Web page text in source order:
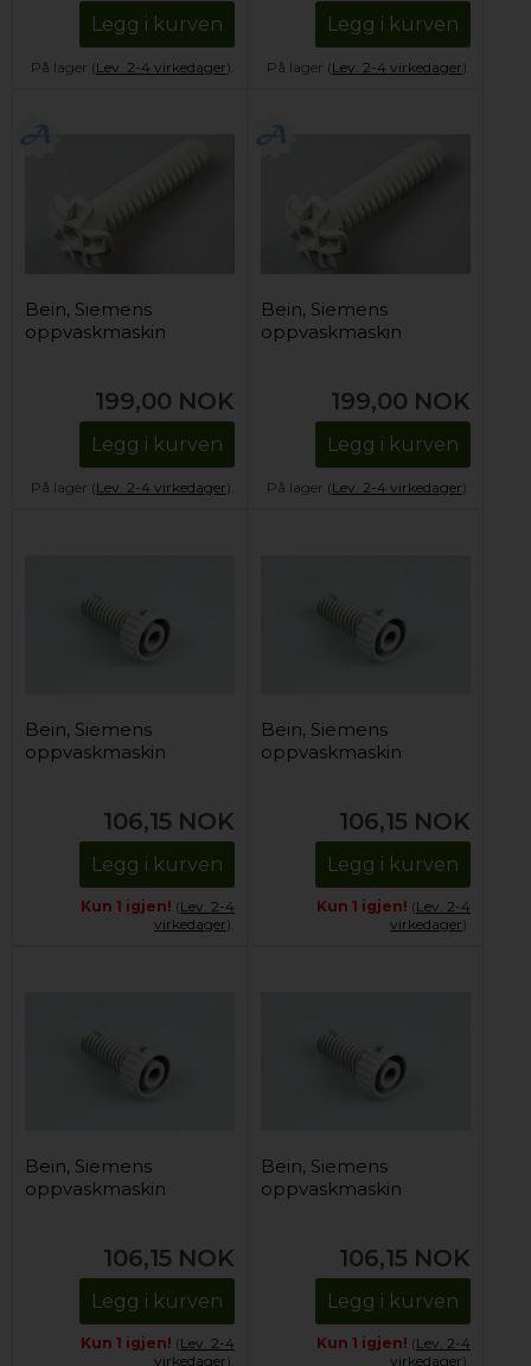
Legg i kurven
På lager (Lev. 2-4 virkedager).
Legg i kurven
På lager (Lev. 2-4 virkedager).
Bein, Siemens
oppvaskmaskin
199,00 NOK
Legg i kurven
På lager (Lev. 2-4 virkedager).
Bein, Siemens
oppvaskmaskin
199,00 NOK
Legg i kurven
På lager (Lev. 2-4 virkedager).
Bein, Siemens
oppvaskmaskin
106,15 NOK
Legg i kurven
Kun 1 igjen! (Lev. 2-4
virkedager).
Bein, Siemens
oppvaskmaskin
106,15 NOK
Legg i kurven
Kun 1 igjen! (Lev. 2-4
virkedager).
Bein, Siemens
oppvaskmaskin
106,15 NOK
Legg i kurven
Kun 1 igjen! (Lev. 2-4
virkedager).
Bein, Siemens
oppvaskmaskin
106,15 NOK
Legg i kurven
Kun 1 igjen! (Lev. 2-4
virkedager).